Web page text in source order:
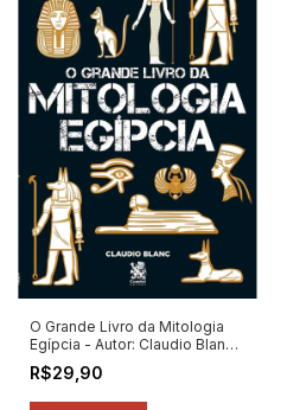
O Grande Livro da Mitologia
Egípcia - Autor: Claudio Blanc
(2021) [novo]
R$29,90